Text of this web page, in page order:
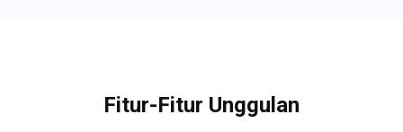
Fitur-Fitur Unggulan